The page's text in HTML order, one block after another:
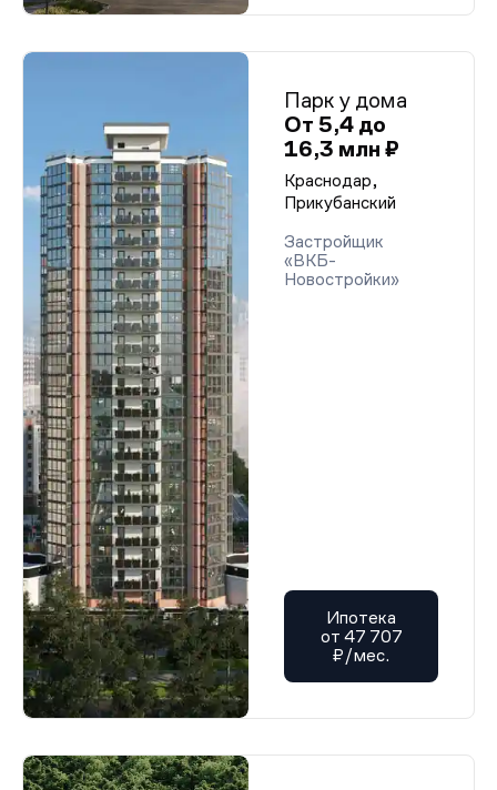
Парк у дома
От 5,4 до
16,3 млн ₽
Краснодар,
Прикубанский
Застройщик
«ВКБ-
Новостройки»
Ипотека
от 47 707
₽/мес.